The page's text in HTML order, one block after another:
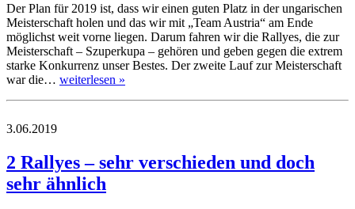
Der Plan für 2019 ist, dass wir einen guten Platz in der ungarischen
Meisterschaft holen und das wir mit „Team Austria“ am Ende
möglichst weit vorne liegen. Darum fahren wir die Rallyes, die zur
Meisterschaft – Szuperkupa – gehören und geben gegen die extrem
starke Konkurrenz unser Bestes. Der zweite Lauf zur Meisterschaft
war die… weiterlesen »
3.06.2019
2 Rallyes – sehr verschieden und doch
sehr ähnlich